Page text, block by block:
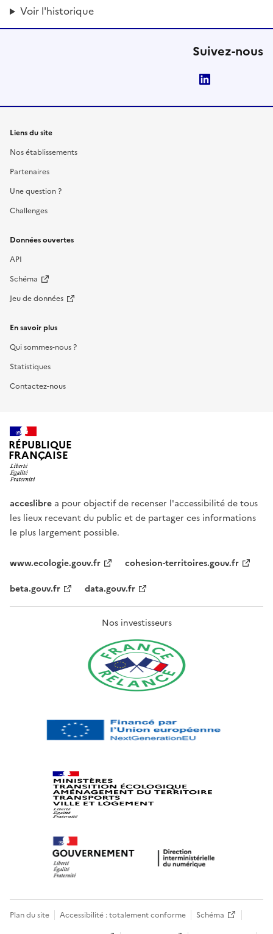
Voir l'historique
Suivez-nous
Liens du site
Nos établissements
Partenaires
Une question ?
Challenges
Données ouvertes
API
Schéma
Jeu de données
En savoir plus
Qui sommes-nous ?
Statistiques
Contactez-nous
RÉPUBLIQUE
FRANÇAISE
acceslibre a pour objectif de recenser l'accessibilité de tous
les lieux recevant du public et de partager ces informations
le plus largement possible.
www.ecologie.gouv.fr
cohesion-territoires.gouv.fr
beta.gouv.fr
data.gouv.fr
Nos investisseurs
Plan du site Accessibilité : totalement conforme
Schéma